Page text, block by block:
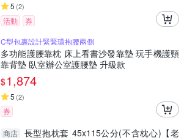
5 (2)
活動
券
C型包裹設計緊緊環抱腰兩側
多功能護腰靠枕 床上看書沙發靠墊 玩手機護頸
靠背墊 臥室辦公室護腰墊 升級款
$1,874
5 (2)
券
商店
長型抱枕套 45x115公分(不含枕心)【老